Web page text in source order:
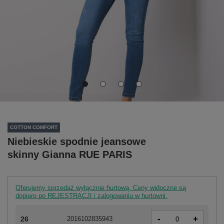
COTTON COMFORT
Niebieskie spodnie jeansowe
skinny Gianna RUE PARIS
Oferujemy sprzedaż wyłącznie hurtową. Ceny widoczne są
dopiero po REJESTRACJI i zalogowaniu w hurtowni.
26 2016102835943 - +